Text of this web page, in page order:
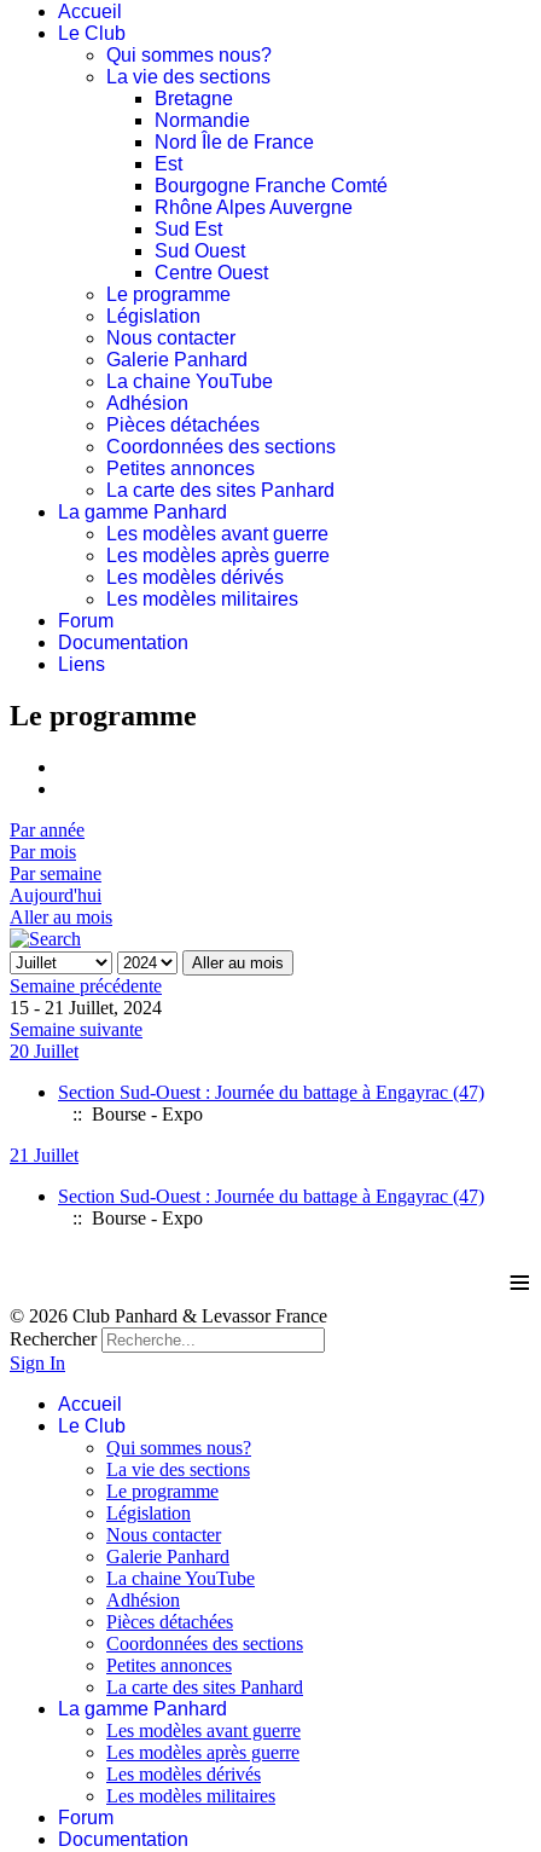
Accueil
Le Club
Qui sommes nous?
La vie des sections
Bretagne
Normandie
Nord Île de France
Est
Bourgogne Franche Comté
Rhône Alpes Auvergne
Sud Est
Sud Ouest
Centre Ouest
Le programme
Législation
Nous contacter
Galerie Panhard
La chaine YouTube
Adhésion
Pièces détachées
Coordonnées des sections
Petites annonces
La carte des sites Panhard
La gamme Panhard
Les modèles avant guerre
Les modèles après guerre
Les modèles dérivés
Les modèles militaires
Forum
Documentation
Liens
Le programme
Par année
Par mois
Par semaine
Aujourd'hui
Aller au mois
Aller au mois
Semaine précédente
15 - 21 Juillet, 2024
Semaine suivante
20 Juillet
Section Sud-Ouest : Journée du battage à Engayrac (47)
:: Bourse - Expo
21 Juillet
Section Sud-Ouest : Journée du battage à Engayrac (47)
:: Bourse - Expo
≡
© 2026 Club Panhard & Levassor France
Rechercher
Sign In
Accueil
Le Club
Qui sommes nous?
La vie des sections
Le programme
Législation
Nous contacter
Galerie Panhard
La chaine YouTube
Adhésion
Pièces détachées
Coordonnées des sections
Petites annonces
La carte des sites Panhard
La gamme Panhard
Les modèles avant guerre
Les modèles après guerre
Les modèles dérivés
Les modèles militaires
Forum
Documentation